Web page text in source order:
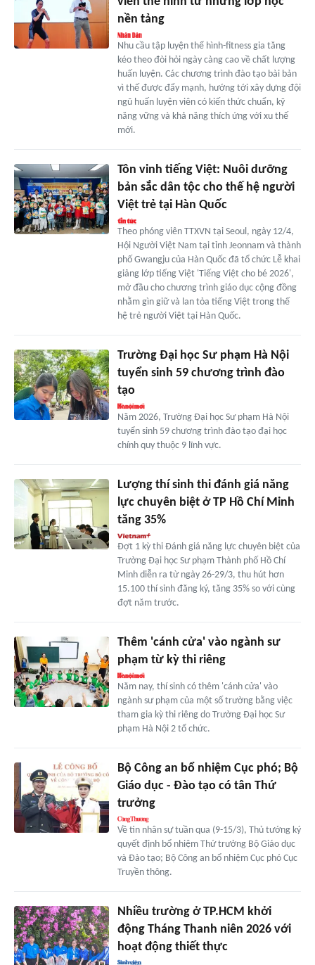
nền tảng
Nhu cầu tập luyện thể hình-fitness gia tăng
kéo theo đòi hỏi ngày càng cao về chất lượng
huấn luyện. Các chương trình đào tạo bài bản
vì thế được đẩy mạnh, hướng tới xây dựng đội
ngũ huấn luyện viên có kiến thức chuẩn, kỹ
năng vững và khả năng thích ứng với xu thế
mới.
Tôn vinh tiếng Việt: Nuôi dưỡng
bản sắc dân tộc cho thế hệ người
Việt trẻ tại Hàn Quốc
Theo phóng viên TTXVN tại Seoul, ngày 12/4,
Hội Người Việt Nam tại tỉnh Jeonnam và thành
phố Gwangju của Hàn Quốc đã tổ chức Lễ khai
giảng lớp tiếng Việt 'Tiếng Việt cho bé 2026',
mở đầu cho chương trình giáo dục cộng đồng
nhằm gìn giữ và lan tỏa tiếng Việt trong thế
hệ trẻ người Việt tại Hàn Quốc.
Trường Đại học Sư phạm Hà Nội
tuyển sinh 59 chương trình đào
tạo
Năm 2026, Trường Đại học Sư phạm Hà Nội
tuyển sinh 59 chương trình đào tạo đại học
chính quy thuộc 9 lĩnh vực.
Lượng thí sinh thi đánh giá năng
lực chuyên biệt ở TP Hồ Chí Minh
tăng 35%
Đợt 1 kỳ thi Đánh giá năng lực chuyên biệt của
Trường Đại học Sư phạm Thành phố Hồ Chí
Minh diễn ra từ ngày 26-29/3, thu hút hơn
15.100 thí sinh đăng ký, tăng 35% so với cùng
đợt năm trước.
Thêm 'cánh cửa' vào ngành sư
phạm từ kỳ thi riêng
Năm nay, thí sinh có thêm 'cánh cửa' vào
ngành sư phạm của một số trường bằng việc
tham gia kỳ thi riêng do Trường Đại học Sư
phạm Hà Nội 2 tổ chức.
Bộ Công an bổ nhiệm Cục phó; Bộ
Giáo dục - Đào tạo có tân Thứ
trưởng
Về tin nhân sự tuần qua (9-15/3), Thủ tướng ký
quyết định bổ nhiệm Thứ trưởng Bộ Giáo dục
và Đào tạo; Bộ Công an bổ nhiệm Cục phó Cục
Truyền thông.
Nhiều trường ở TP.HCM khởi
động Tháng Thanh niên 2026 với
hoạt động thiết thực